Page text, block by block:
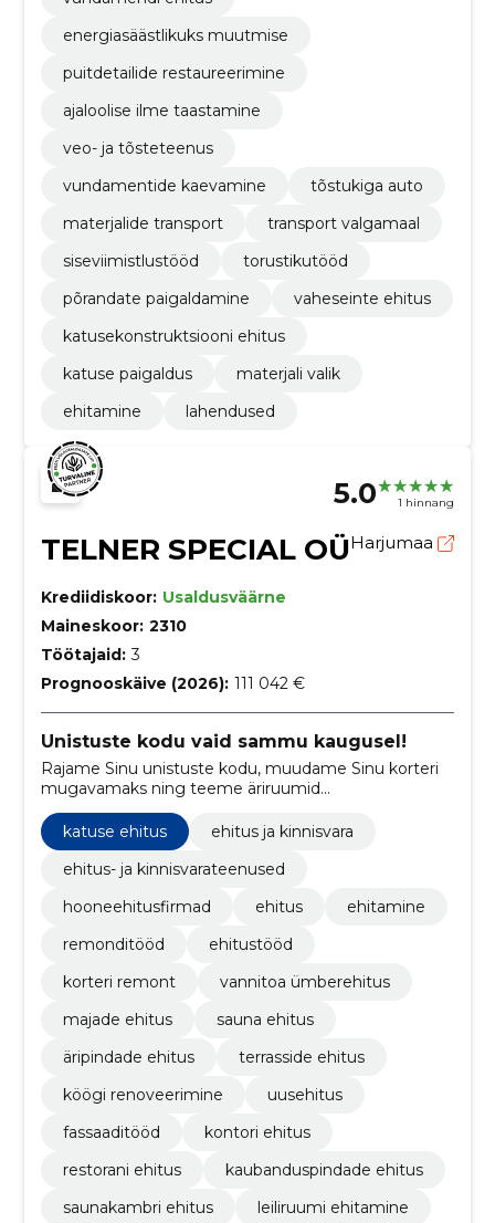
energiasäästlikuks muutmise
puitdetailide restaureerimine
ajaloolise ilme taastamine
veo- ja tõsteteenus
vundamentide kaevamine
tõstukiga auto
materjalide transport
transport valgamaal
siseviimistlustööd
torustikutööd
põrandate paigaldamine
vaheseinte ehitus
katusekonstruktsiooni ehitus
katuse paigaldus
materjali valik
ehitamine
lahendused
5.0 1 hinnang
TELNER SPECIAL OÜHarjumaa
Krediidiskoor: Usaldusväärne
Maineskoor: 2310
Töötajaid: 3
Prognooskäive (2026): 111 042 €
Unistuste kodu vaid sammu kaugusel!
Rajame Sinu unistuste kodu, muudame Sinu korteri
mugavamaks ning teeme äriruumid
funktsionaalsemaks
katuse ehitus
ehitus ja kinnisvara
ehitus- ja kinnisvarateenused
hooneehitusfirmad
ehitus
ehitamine
remonditööd
ehitustööd
korteri remont
vannitoa ümberehitus
majade ehitus
sauna ehitus
äripindade ehitus
terrasside ehitus
köögi renoveerimine
uusehitus
fassaaditööd
kontori ehitus
restorani ehitus
kaubanduspindade ehitus
saunakambri ehitus
leiliruumi ehitamine